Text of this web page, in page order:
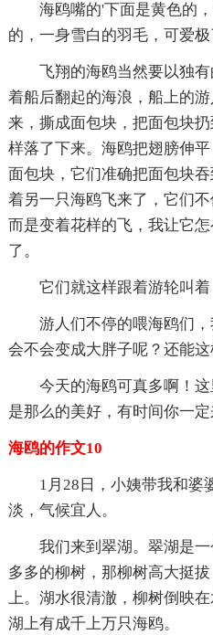
海鸥嘴的'下面是黄色的
的，一身雪白的羽毛，可爱极
飞翔的海鸥当然要以独
着船后翻起的海浪，船上的
来，撕成面包块，把面包块
样落了下来。海鸥把翅膀伸
面包块，它们准确把面包块
着另一只海鸥飞来了，它们
而是变着花样的飞，我让它
了。
它们就这样跟着游轮叫
游人们不停的喂海鸥们
会不会变成大胖子呢？还能
今天的海鸥可真多啊！
是那么的美好，有时间你一定
海鸥的作文10
1月28日，小姨带我和婆
淡，气候宜人。
我们来到翠湖。翠湖是
多多的柳树，那柳树高大挺
上。湖水很清澈，柳树倒映
湖上有成千上万只海鸥。